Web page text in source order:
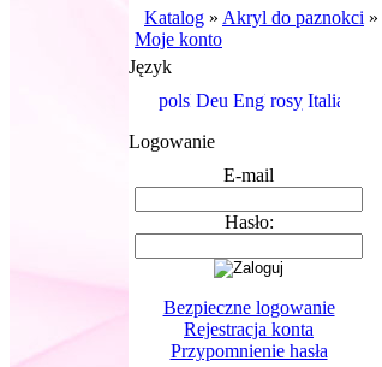
Katalog » Akryl do paznokci »
Moje konto
Język
Logowanie
E-mail
Hasło:
Bezpieczne logowanie
Rejestracja konta
Przypomnienie hasła